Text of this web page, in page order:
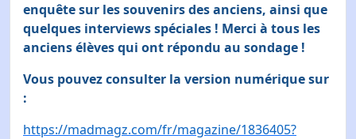
enquête sur les souvenirs des anciens, ainsi que
quelques interviews spéciales ! Merci à tous les
anciens élèves qui ont répondu au sondage !
Vous pouvez consulter la version numérique sur
:
https://madmagz.com/fr/magazine/1836405?